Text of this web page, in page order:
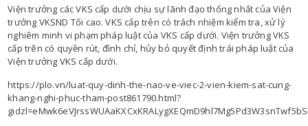
Viện trưởng các VKS cấp dưới chịu sự lãnh đạo thống nhất của Viện
trưởng VKSND Tối cao. VKS cấp trên có trách nhiệm kiểm tra, xử lý
nghiêm minh vi phạm pháp luật của VKS cấp dưới. Viện trưởng VKS
cấp trên có quyền rút, đình chỉ, hủy bỏ quyết định trái pháp luật của
Viện trưởng VKS cấp dưới.
https://plo.vn/luat-quy-dinh-the-nao-ve-viec-2-vien-kiem-sat-cung-
khang-nghi-phuc-tham-post861790.html?